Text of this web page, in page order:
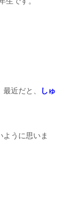
近だと、
しゅ
ように思いま